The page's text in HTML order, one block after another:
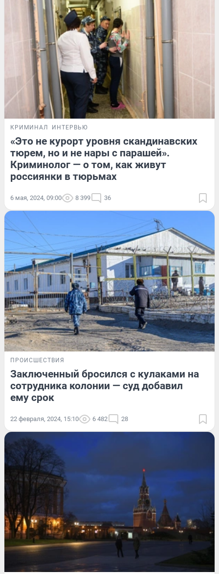
КРИМИНАЛ ИНТЕРВЬЮ
«Это не курорт уровня скандинавских
тюрем, но и не нары с парашей».
Криминолог — о том, как живут
россиянки в тюрьмах
6 мая, 2024, 09:00 8 399 36
ПРОИСШЕСТВИЯ
Заключенный бросился с кулаками на
сотрудника колонии — суд добавил
ему срок
22 февраля, 2024, 15:10 6 482 28